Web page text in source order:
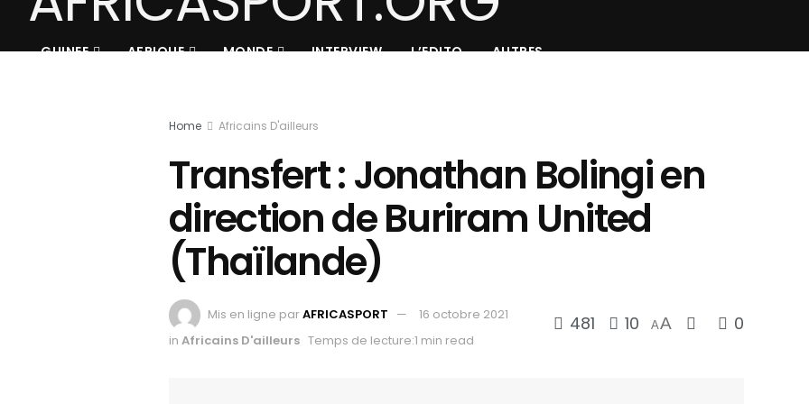
GUINEE AFRIQUE MONDE INTERVIEW L’EDITO AUTRES
Home Africains D'ailleurs
Transfert : Jonathan Bolingi en
direction de Buriram United
(Thaïlande)
Mis en ligne parAFRICASPORT
16 octobre 2021
in Africains D'ailleurs Temps de lecture:1 min read
481 10 AA 0